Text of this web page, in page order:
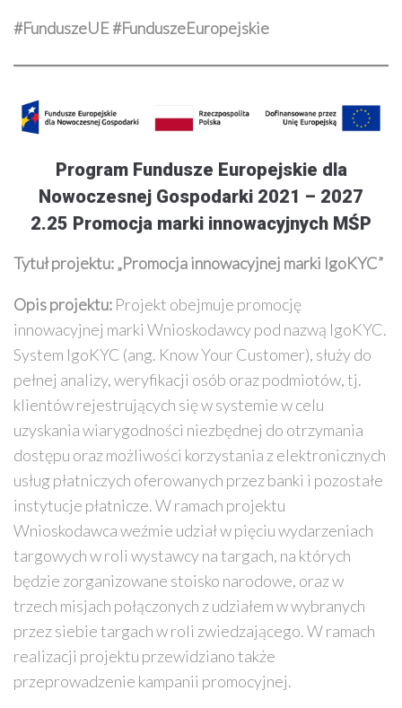
#FunduszeUE #FunduszeEuropejskie
Program Fundusze Europejskie dla
Nowoczesnej Gospodarki 2021 – 2027
2.25 Promocja marki innowacyjnych MŚP
Tytuł projektu: „Promocja innowacyjnej marki IgoKYC”
Opis projektu: Projekt obejmuje promocję
innowacyjnej marki Wnioskodawcy pod nazwą IgoKYC.
System IgoKYC (ang. Know Your Customer), służy do
pełnej analizy, weryfikacji osób oraz podmiotów, tj.
klientów rejestrujących się w systemie w celu
uzyskania wiarygodności niezbędnej do otrzymania
dostępu oraz możliwości korzystania z elektronicznych
usług płatniczych oferowanych przez banki i pozostałe
instytucje płatnicze. W ramach projektu
Wnioskodawca weźmie udział w pięciu wydarzeniach
targowych w roli wystawcy na targach, na których
będzie zorganizowane stoisko narodowe, oraz w
trzech misjach połączonych z udziałem w wybranych
przez siebie targach w roli zwiedzającego. W ramach
realizacji projektu przewidziano także
przeprowadzenie kampanii promocyjnej.